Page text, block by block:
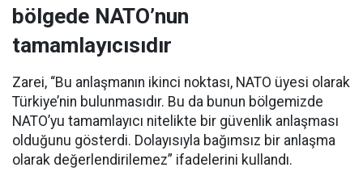
bölgede NATO’nun
tamamlayıcısıdır
Zarei, “Bu anlaşmanın ikinci noktası, NATO üyesi olarak
Türkiye’nin bulunmasıdır. Bu da bunun bölgemizde
NATO’yu tamamlayıcı nitelikte bir güvenlik anlaşması
olduğunu gösterdi. Dolayısıyla bağımsız bir anlaşma
olarak değerlendirilemez” ifadelerini kullandı.